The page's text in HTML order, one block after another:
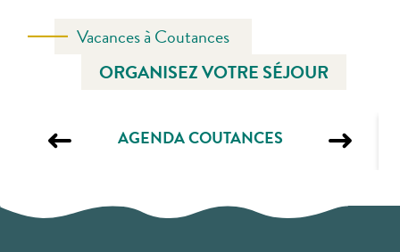
Vacances à Coutances
ORGANISEZ VOTRE SÉJOUR
AGENDA COUTANCES